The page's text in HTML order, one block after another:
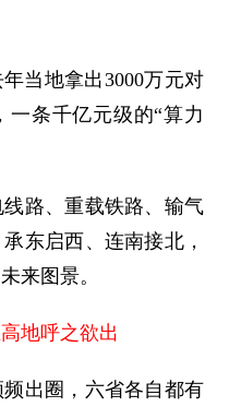
当地拿出3000万元对
一条千亿元级的“算力
路、重载铁路、输气
东启西、连南接北，
来图景。
地呼之欲出
出圈，六省各自都有